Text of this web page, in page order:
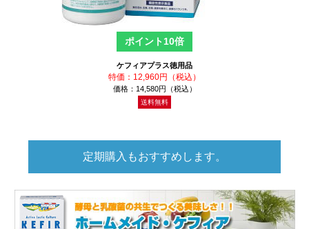
ポイント10倍
ケフィアプラス徳用品
特価：12,960円（税込）
価格：14,580円（税込）
送料無料
定期購入もおすすめします。